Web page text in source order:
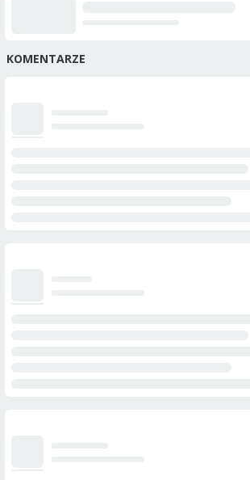
KOMENTARZE